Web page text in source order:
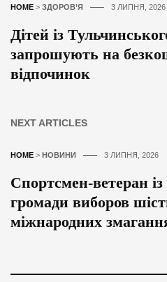
HOME > ЗДОРОВ’Я 3 ЛИПНЯ, 2026
Дітей із
запрошують на
відпочинок
NEXT ARTICLES
HOME > НОВИНИ 3 ЛИПНЯ, 2026
Спортсмен-ветеран
громади виборов
міжнародних